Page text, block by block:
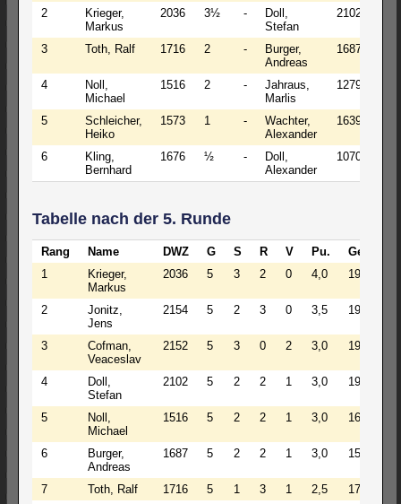
2
Krieger,
Markus
2036 3½ -
Doll,
Stefan
2102
3 Toth, Ralf 1716 2 -
Burger,
Andreas
1687
4
Noll,
Michael
1516 2 -
Jahraus,
Marlis
1279
5
Schleicher,
Heiko
1573 1 -
Wachter,
Alexander
1639
6
Kling,
Bernhard
1676 ½ -
Doll,
Alexander
1070
Tabelle nach der 5. Runde
Rang Name DWZ G S R V Pu.
GegW.
1
Krieger,
Markus
2036 5 3 2 0 4,0 1913
2
Jonitz,
Jens
2154 5 2 3 0 3,5 1936
3
Cofman,
Veaceslav
2152 5 3 0 2 3,0 1929
4
Doll,
Stefan
2102 5 2 2 1 3,0 1920
5
Noll,
Michael
1516 5 2 2 1 3,0 1679
6
Burger,
Andreas
1687 5 2 2 1 3,0 1595
7 Toth, Ralf 1716 5 1 3 1 2,5
1758